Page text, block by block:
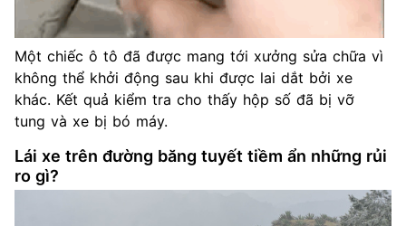
Một chiếc ô tô đã được mang tới xưởng sửa chữa vì
không thể khởi động sau khi được lai dắt bởi xe
khác. Kết quả kiểm tra cho thấy hộp số đã bị vỡ
tung và xe bị bó máy.
Lái xe trên đường băng tuyết tiềm ẩn những rủi
ro gì?